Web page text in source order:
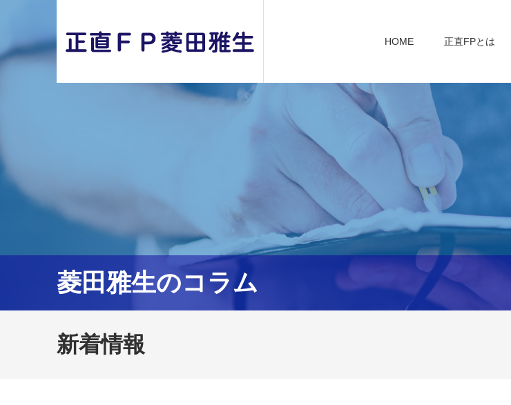
HOME 正直FPとは
菱田雅生のコラム
新着情報